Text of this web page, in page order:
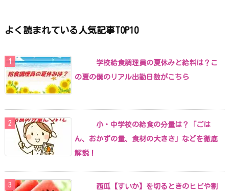
よく読まれている人気記事TOP10
学校給食調理員の夏休みと給料は？こ
の夏の僕のリアル出勤日数がこちら
小・中学校の給食の分量は？「ごは
ん、おかずの量、食材の大きさ」などを徹底
解説！
西瓜【すいか】を切るときのヒビや割